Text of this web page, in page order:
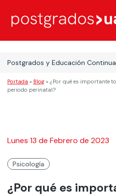
Postgrados y Educación Continua
Portada » Blog » ¿Por qué es importante
periodo perinatal?
Lunes 13 de Febrero de 2023
Psicología
¿Por qué es